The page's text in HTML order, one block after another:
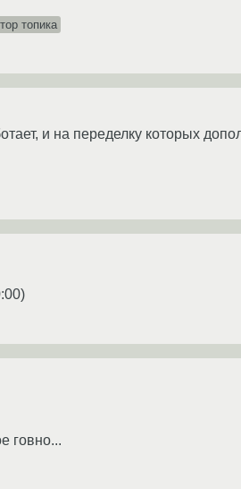
топика
и на переделку которых
)
говно...